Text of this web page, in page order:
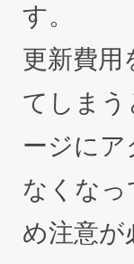
す。
更新費用
てしま
ージに
なくな
め注意が